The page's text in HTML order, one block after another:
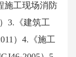
施工现场消防
3.《建筑工
）4.《施工